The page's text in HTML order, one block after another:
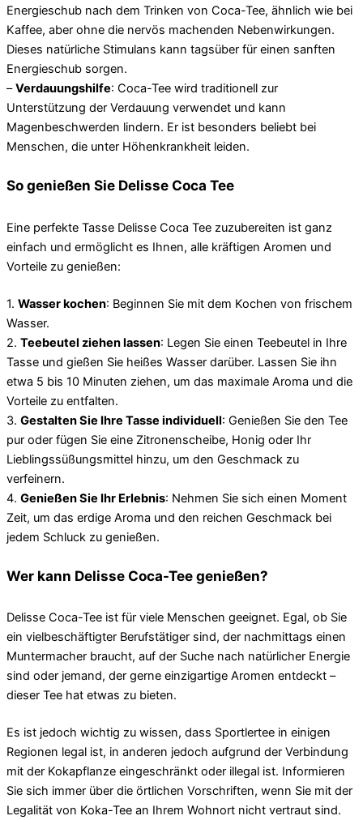
Energieschub nach dem Trinken von Coca-Tee, ähnlich wie bei
Kaffee, aber ohne die nervös machenden Nebenwirkungen.
Dieses natürliche Stimulans kann tagsüber für einen sanften
Energieschub sorgen.
–Verdauungshilfe: Coca-Tee wird traditionell zur
Unterstützung der Verdauung verwendet und kann
Magenbeschwerden lindern. Er ist besonders beliebt bei
Menschen, die unter Höhenkrankheit leiden.
So genießen Sie Delisse Coca Tee
Eine perfekte Tasse Delisse Coca Tee zuzubereiten ist ganz
einfach und ermöglicht es Ihnen, alle kräftigen Aromen und
Vorteile zu genießen:
1. Wasser kochen: Beginnen Sie mit dem Kochen von frischem
Wasser.
2. Teebeutel ziehen lassen: Legen Sie einen Teebeutel in Ihre
Tasse und gießen Sie heißes Wasser darüber. Lassen Sie ihn
etwa 5 bis 10 Minuten ziehen, um das maximale Aroma und die
Vorteile zu entfalten.
3. Gestalten Sie Ihre Tasse individuell: Genießen Sie den Tee
pur oder fügen Sie eine Zitronenscheibe, Honig oder Ihr
Lieblingssüßungsmittel hinzu, um den Geschmack zu
verfeinern.
4. Genießen Sie Ihr Erlebnis: Nehmen Sie sich einen Moment
Zeit, um das erdige Aroma und den reichen Geschmack bei
jedem Schluck zu genießen.
Wer kann Delisse Coca-Tee genießen?
Delisse Coca-Tee ist für viele Menschen geeignet. Egal, ob Sie
ein vielbeschäftigter Berufstätiger sind, der nachmittags einen
Muntermacher braucht, auf der Suche nach natürlicher Energie
sind oder jemand, der gerne einzigartige Aromen entdeckt –
dieser Tee hat etwas zu bieten.
Es ist jedoch wichtig zu wissen, dass Sportlertee in einigen
Regionen legal ist, in anderen jedoch aufgrund der Verbindung
mit der Kokapflanze eingeschränkt oder illegal ist. Informieren
Sie sich immer über die örtlichen Vorschriften, wenn Sie mit der
Legalität von Koka-Tee an Ihrem Wohnort nicht vertraut sind.